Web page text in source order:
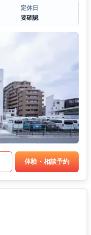
定休日
要確認
体験・相談予約